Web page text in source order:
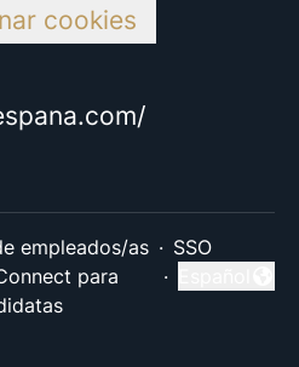
cookies
empleados/as · SSO
para
·
Cambiar